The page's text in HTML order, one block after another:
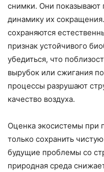
снимки. Они показывают
динамику их
сохраняются
признак устойчивого
убедиться, что
вырубок или сжигания
процессы разрушают
качество воздуха.
Оценка экосистемы при
только сохранить
будущие проблемы со
природная среда